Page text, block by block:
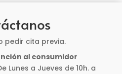
pedir cita previa.
al consumidor
Lunes a Jueves de 10h. a